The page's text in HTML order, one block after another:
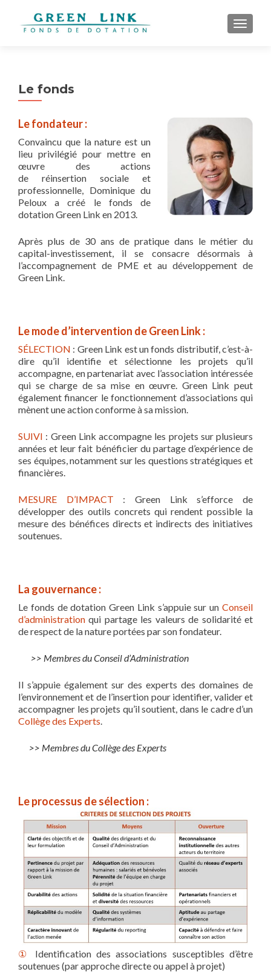
Le fonds
Le fondateur :
Convaincu que la nature est un
lieu privilégié pour mettre en
œuvre des actions
de réinsertion sociale et
professionnelle, Dominique du
Peloux a créé le fonds de
dotation Green Link en 2013.
Après plus de 30 ans de pratique dans le métier du
capital-investissement, il se consacre désormais à
l’accompagnement de PME et au développement de
Green Link.
Le mode d’intervention de Green Link :
SÉLECTION : Green Link est un fonds distributif, c’est-à-
dire qu’il identifie et sélectionne les projets qu’il
accompagne, en partenariat avec l’association intéressée
qui se charge de sa mise en œuvre. Green Link peut
également financer le fonctionnement d’associations qui
mènent une action conforme à sa mission.
SUIVI : Green Link accompagne les projets sur plusieurs
années et leur fait bénéficier du partage d’expérience de
ses équipes, notamment sur les questions stratégiques et
financières.
MESURE D’IMPACT : Green Link s’efforce de
développer des outils concrets qui rendent possible la
mesure des bénéfices directs et indirects des initiatives
soutenues.
La gouvernance :
Le fonds de dotation Green Link s’appuie sur un Conseil
d’administration qui partage les valeurs de solidarité et
de respect de la nature portées par son fondateur.
>> Membres du Conseil d’Administration
Il s’appuie également sur des experts des domaines de
l’environnement et de l’insertion pour identifier, valider et
accompagner les projets qu’il soutient, dans le cadre d’un
Collège des Experts.
>> Membres du Collège des Experts
Le processus de sélection :
①
Identification des associations susceptibles d’être
soutenues (par approche directe ou appel à projet)